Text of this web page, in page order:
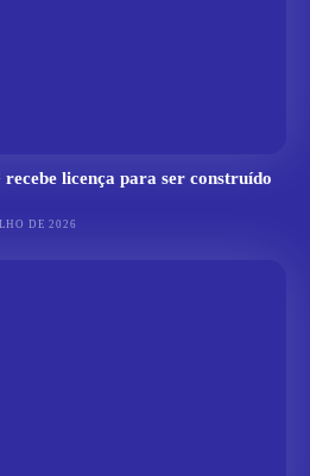
licença para ser construído
DE 2026